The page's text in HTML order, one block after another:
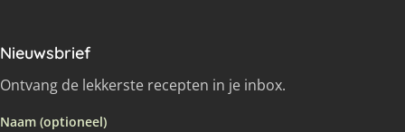
Nieuwsbrief
Ontvang de lekkerste recepten in je inbox.
Naam (optioneel)